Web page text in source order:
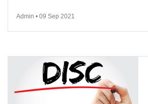
Admin • 09 Sep 2021